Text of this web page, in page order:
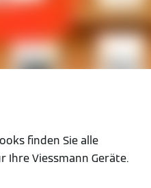
finden Sie alle
Ihre Viessmann Geräte.